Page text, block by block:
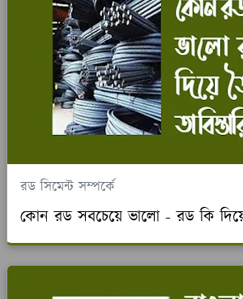
রড সিমেন্ট সম্পর্কে
কোন রড সবচেয়ে ভালো - রড কি